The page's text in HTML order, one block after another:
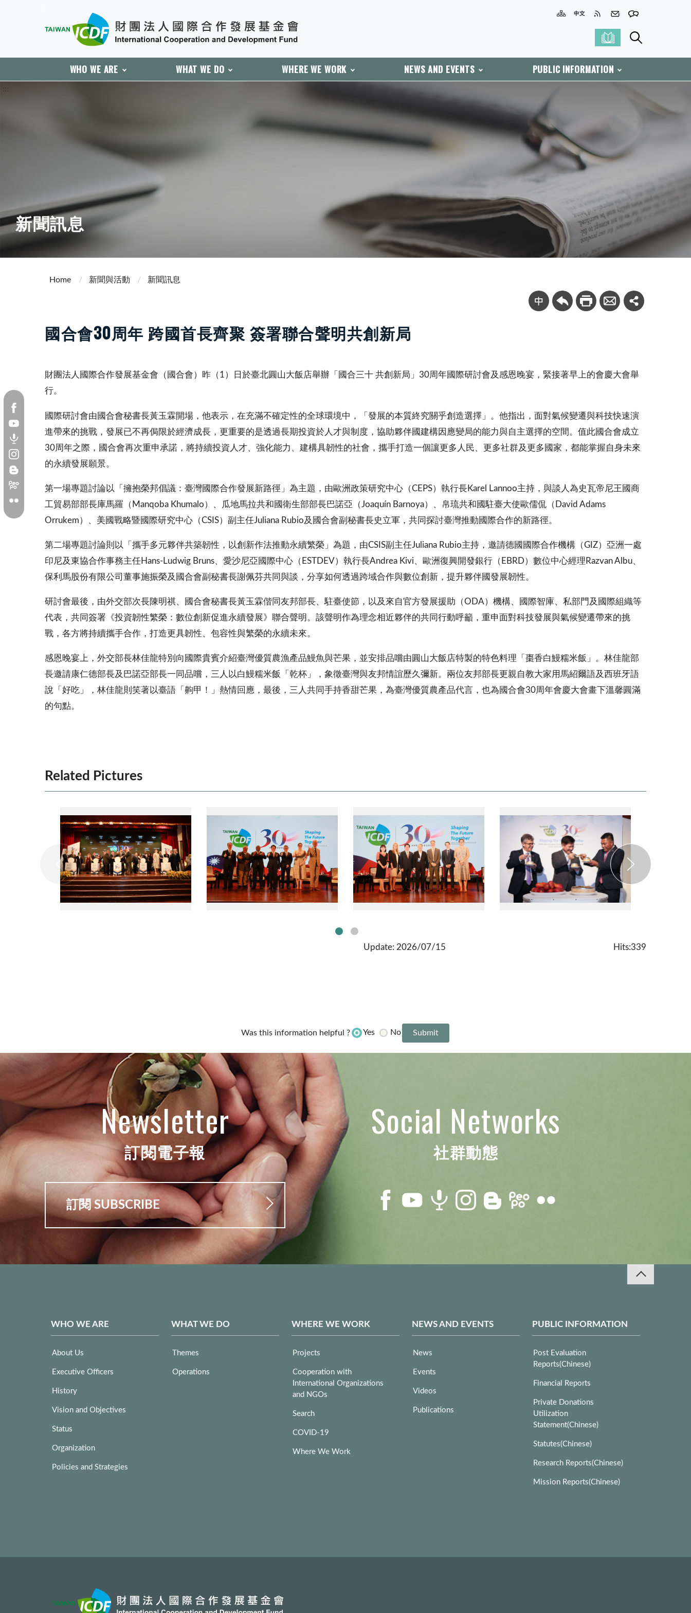
WHO WE ARE WHAT WE DO WHERE WE WORK NEWS AND EVENTS PUBLIC INFORMATION
:::
新聞訊息
Home 新聞與活動 新聞訊息
國合會30周年 跨國首長齊聚 簽署聯合聲明共創新局
財團法人國際合作發展基金會（國合會）昨（1）日於臺北圓山大飯店舉辦「國合三十 共創新局」30周年國際研討會及感恩晚宴，緊接著早上的會慶大會舉
行。
國際研討會由國合會秘書長黃玉霖開場，他表示，在充滿不確定性的全球環境中，「發展的本質終究關乎創造選擇」。他指出，面對氣候變遷與科技快速演
進帶來的挑戰，發展已不再侷限於經濟成長，更重要的是透過長期投資於人才與制度，協助夥伴國建構因應變局的能力與自主選擇的空間。值此國合會成立
30周年之際，國合會再次重申承諾，將持續投資人才、強化能力、建構具韌性的社會，攜手打造一個讓更多人民、更多社群及更多國家，都能掌握自身未來
的永續發展願景。
第一場專題討論以「擁抱榮邦倡議：臺灣國際合作發展新路徑」為主題，由歐洲政策研究中心（CEPS）執行長Karel Lannoo主持，與談人為史瓦帝尼王國商
工貿易部部長庫馬羅（Manqoba Khumalo）、瓜地馬拉共和國衛生部部長巴諾亞（Joaquín Barnoya）、帛琉共和國駐臺大使歐儒侃（David Adams
Orrukem）、美國戰略暨國際研究中心（CSIS）副主任Juliana Rubio及國合會副秘書長史立軍，共同探討臺灣推動國際合作的新路徑。
第二場專題討論則以「攜手多元夥伴共築韌性，以創新作法推動永續繁榮」為題，由CSIS副主任Juliana Rubio主持，邀請德國國際合作機構（GIZ）亞洲一處
印尼及東協合作事務主任Hans-Ludwig Bruns、愛沙尼亞國際中心（ESTDEV）執行長Andrea Kivi、歐洲復興開發銀行（EBRD）數位中心經理Razvan Albu、
保利馬股份有限公司董事施振榮及國合會副秘書長謝佩芬共同與談，分享如何透過跨域合作與數位創新，提升夥伴國發展韌性。
研討會最後，由外交部次長陳明祺、國合會秘書長黃玉霖偕同友邦部長、駐臺使節，以及來自官方發展援助（ODA）機構、國際智庫、私部門及國際組織等
代表，共同簽署《投資韌性繁榮：數位創新促進永續發展》聯合聲明。該聲明作為理念相近夥伴的共同行動呼籲，重申面對科技發展與氣候變遷帶來的挑
戰，各方將持續攜手合作，打造更具韌性、包容性與繁榮的永續未來。
感恩晚宴上，外交部長林佳龍特別向國際貴賓介紹臺灣優質農漁產品鰻魚與芒果，並安排品嚐由圓山大飯店特製的特色料理「棗香白鰻糯米飯」。林佳龍部
長邀請康仁德部長及巴諾亞部長一同品嚐，三人以白鰻糯米飯「乾杯」，象徵臺灣與友邦情誼歷久彌新。兩位友邦部長更親自教大家用馬紹爾語及西班牙語
說「好吃」，林佳龍則笑著以臺語「齁甲！」熱情回應，最後，三人共同手持香甜芒果，為臺灣優質農產品代言，也為國合會30周年會慶大會畫下溫馨圓滿
的句點。
Related Pictures
Update: 2026/07/15 Hits:339
Was this information helpful ? Yes No
Newsletter
訂閱電子報
訂閱 SUBSCRIBE
Social Networks
社群動態
WHO WE ARE
About Us
Executive Officers
History
Vision and Objectives
Status
Organization
Policies and Strategies
WHAT WE DO
Themes
Operations
WHERE WE WORK
Projects
Cooperation with
International Organizations
and NGOs
Search
COVID-19
Where We Work
NEWS AND EVENTS
News
Events
Videos
Publications
PUBLIC INFORMATION
Post Evaluation
Reports(Chinese)
Financial Reports
Private Donations
Utilization
Statement(Chinese)
Statutes(Chinese)
Research Reports(Chinese)
Mission Reports(Chinese)